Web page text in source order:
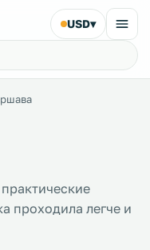
USD▾
проходила легче и